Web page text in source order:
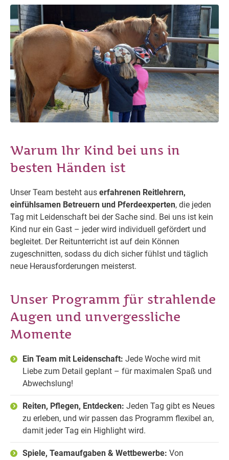
Warum Ihr Kind bei uns in
besten Händen ist
Unser Team besteht aus erfahrenen Reitlehrern,
einfühlsamen Betreuern und Pferdeexperten, die jeden
Tag mit Leidenschaft bei der Sache sind. Bei uns ist kein
Kind nur ein Gast – jeder wird individuell gefördert und
begleitet. Der Reitunterricht ist auf dein Können
zugeschnitten, sodass du dich sicher fühlst und täglich
neue Herausforderungen meisterst.
Unser Programm für strahlende
Augen und unvergessliche
Momente
Ein Team mit Leidenschaft: Jede Woche wird mit
Liebe zum Detail geplant – für maximalen Spaß und
Abwechslung!
Reiten, Pflegen, Entdecken: Jeden Tag gibt es Neues
zu erleben, und wir passen das Programm flexibel an,
damit jeder Tag ein Highlight wird.
Spiele, Teamaufgaben & Wettbewerbe: Von